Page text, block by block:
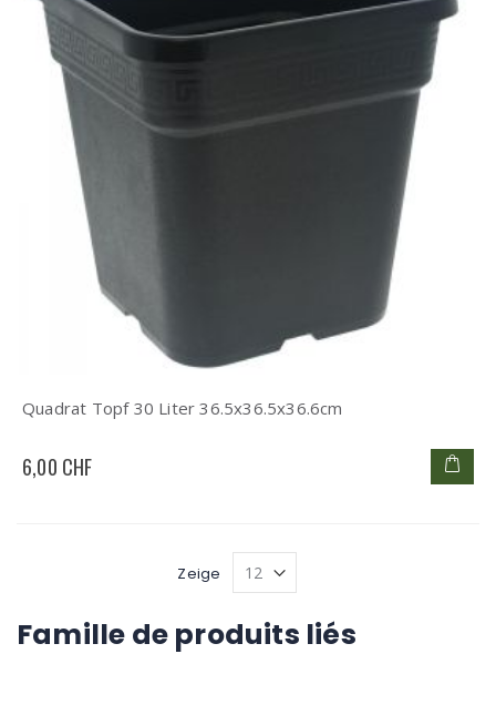
Quadrat Topf 30 Liter 36.5x36.5x36.6cm
6,00 CHF
Zeige
Famille de produits liés